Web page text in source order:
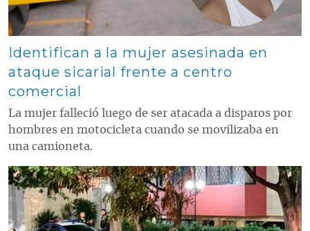
Identifican a la mujer asesinada en
ataque sicarial frente a centro
comercial
La mujer falleció luego de ser atacada a disparos por
hombres en motocicleta cuando se movilizaba en
una camioneta.
Contenido multimedia principal